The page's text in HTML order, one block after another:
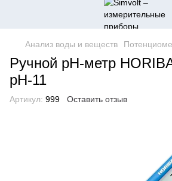
Анализ воды и веществ
Ручной рН-метр
pH-11
Артикул: 999 Оставить отзыв